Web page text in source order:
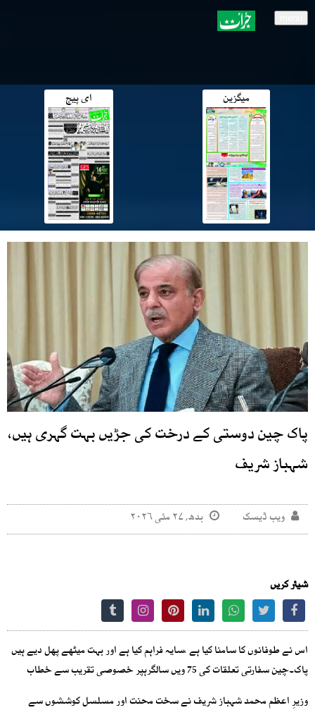
میگزین ای پیج
پاک چین دوستی کے درخت کی جڑیں بہت گہری ہیں،
شہباز شریف
ویب ڈیسک بدھ, ۲۷ مئی ۲۰۲۶
شیئر کریں
اس نے طوفانوں کا سامنا کیا ہے ،سایہ فراہم کیا ہے اور بہت میٹھے پھل دیے ہیں
پاک۔چین سفارتی تعلقات کی 75 ویں سالگرہپر خصوصی تقریب سے خطاب
وزیرِ اعظم محمد شہباز شریف نے سخت محنت اور مسلسل کوششوں سے